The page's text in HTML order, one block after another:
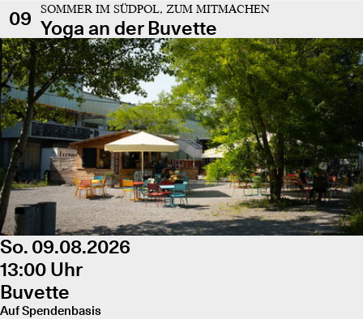
09
SOMMER IM SÜDPOL, ZUM MITMACHEN
Yoga an der Buvette
So. 09.08.2026
13:00 Uhr
Buvette
Auf Spendenbasis